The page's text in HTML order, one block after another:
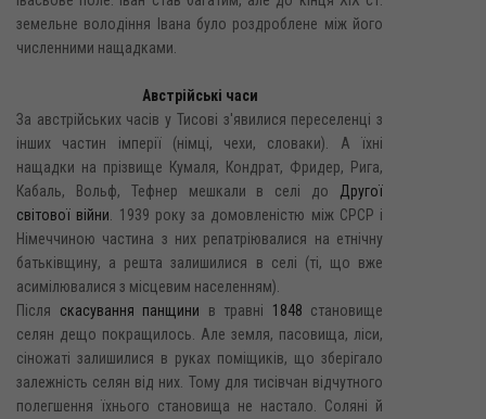
земельне володіння Івана було роздроблене між його
численними нащадками.
Австрійські часи
За австрійських часів у Тисові з'явилися переселенці з
інших частин імперії (німці, чехи, словаки). А їхні
нащадки на прізвище Кумаля, Кондрат, Фридер, Рига,
Кабаль, Вольф, Тефнер мешкали в селі до Другої
світової війни . 1939 року за домовленістю між СРСР і
Німеччиною частина з них репатріювалися на етнічну
батьківщину, а решта залишилися в селі (ті, що вже
асимілювалися з місцевим населенням).
Після скасування панщини в травні 1848 становище
селян дещо покращилось. Але земля, пасовища, ліси,
сіножаті залишилися в руках поміщиків, що зберігало
залежність селян від них. Тому для тисівчан відчутного
полегшення їхнього становища не настало. Соляні й